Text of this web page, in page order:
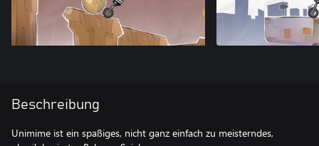
Beschreibung
Unimime ist ein spaßiges, nicht ganz einfach zu meisterndes,